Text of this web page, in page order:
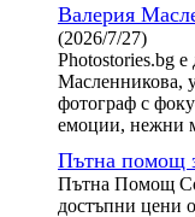
Валерия
(2026/7/27)
Photostories.bg
Масленникова,
фотограф с
емоции, нежни
Пътна помощ
Пътна Помощ
достъпни цени